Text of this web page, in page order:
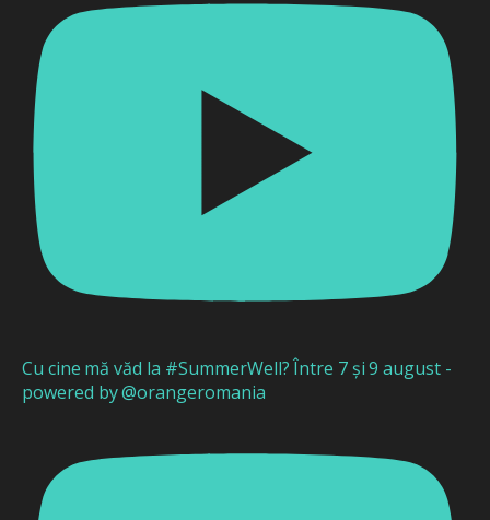
Cu cine mă văd la #SummerWell? Între 7 și 9 august -
powered by @orangeromania